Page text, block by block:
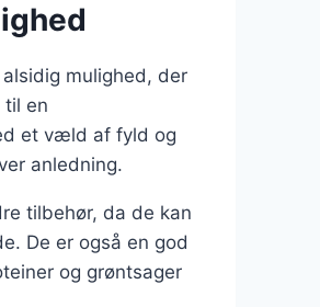
mulighed, der
til en
et væld af fyld og
anledning.
tilbehør, da de kan
De er også en god
og grøntsager